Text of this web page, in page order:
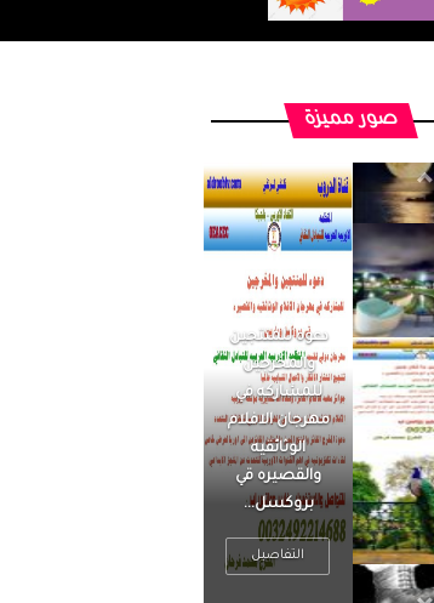
صور مميزة
الرجل العظيم
يكون مطمئناً ،
يتحرر من القلق
، بينما الرجل
ضيق الأفق
فعادة ما يكون
متوتراً
التفاصيل